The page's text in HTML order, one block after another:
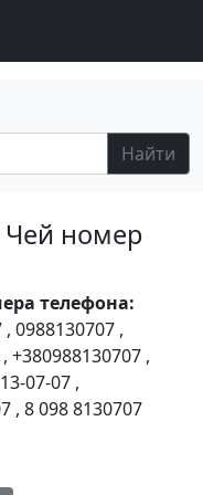
Найти
Чей номер
телефона:
, 0988130707 ,
, +380988130707 ,
07-07 ,
, 8 098 8130707